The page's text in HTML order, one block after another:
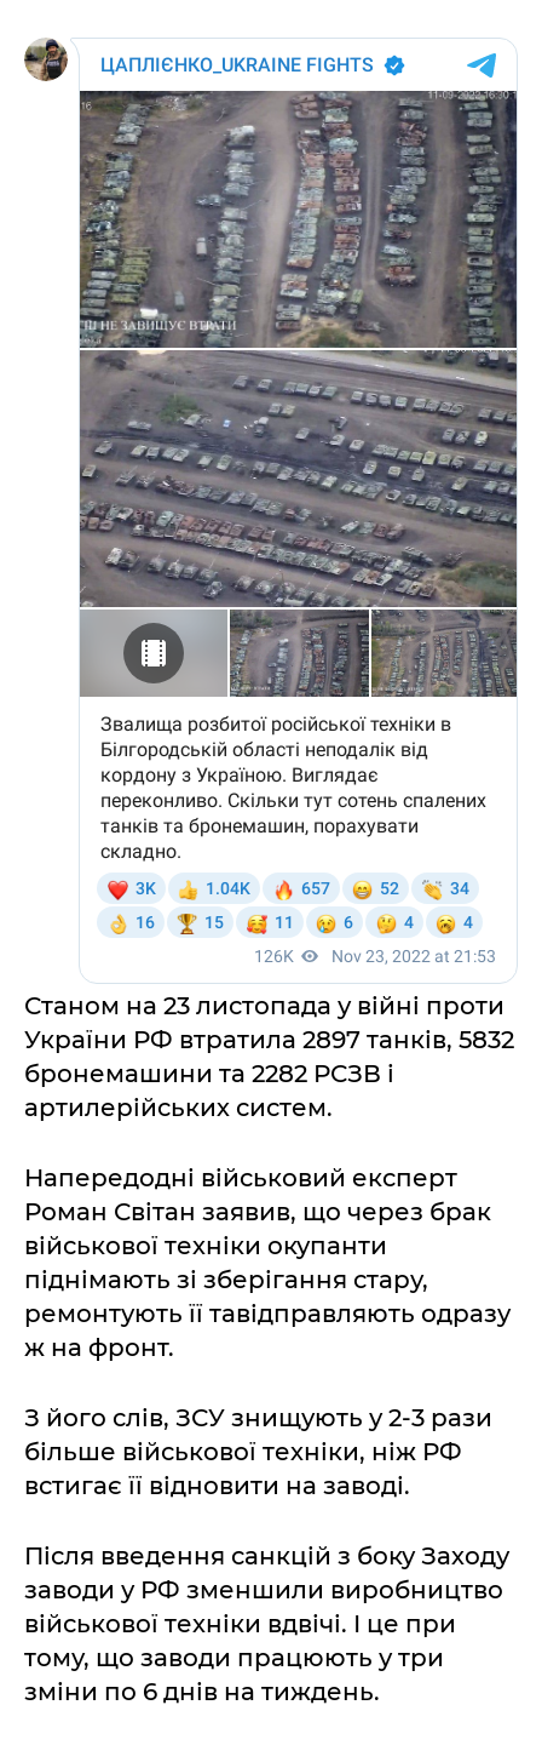
Станом на 23 листопада у війні проти
України РФ втратила 2897 танків, 5832
бронемашини та 2282 РСЗВ і
артилерійських систем.
Напередодні військовий експерт
Роман Світан заявив, що через брак
військової техніки окупанти
піднімають зі зберігання стару,
ремонтують її тавідправляють одразу
ж на фронт.
З його слів, ЗСУ знищують у 2-3 рази
більше військової техніки, ніж РФ
встигає її відновити на заводі.
Після введення санкцій з боку Заходу
заводи у РФ зменшили виробництво
військової техніки вдвічі. І це при
тому, що заводи працюють у три
зміни по 6 днів на тиждень.